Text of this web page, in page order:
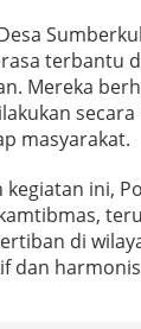
terbantu
Mereka
masyarakat.
kegiatan ini,
di
dan